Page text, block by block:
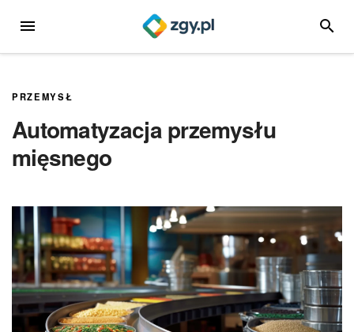
MENU
PRZEMYSŁ
Automatyzacja przemysłu
mięsnego